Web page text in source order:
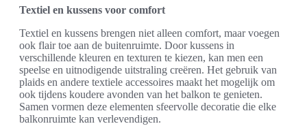
Textiel en kussens voor comfort
Textiel en kussens brengen niet alleen comfort, maar voegen
ook flair toe aan de buitenruimte. Door kussens in
verschillende kleuren en texturen te kiezen, kan men een
speelse en uitnodigende uitstraling creëren. Het gebruik van
plaids en andere textiele accessoires maakt het mogelijk om
ook tijdens koudere avonden van het balkon te genieten.
Samen vormen deze elementen sfeervolle decoratie die elke
balkonruimte kan verlevendigen.